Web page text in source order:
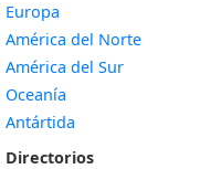
Europa
América del Norte
América del Sur
Oceanía
Antártida
Directorios